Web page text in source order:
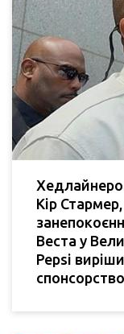
Кір
Веста у
Pepsi